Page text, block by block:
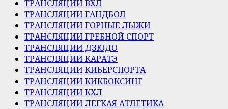
ТРАНСЛЯЦИИ ВХЛ
ТРАНСЛЯЦИИ ГАНДБОЛ
ТРАНСЛЯЦИИ ГОРНЫЕ ЛЫЖИ
ТРАНСЛЯЦИИ ГРЕБНОЙ СПОРТ
ТРАНСЛЯЦИИ ДЗЮДО
ТРАНСЛЯЦИИ КАРАТЭ
ТРАНСЛЯЦИИ КИБЕРСПОРТА
ТРАНСЛЯЦИИ КИКБОКСИНГ
ТРАНСЛЯЦИИ КХЛ
ТРАНСЛЯЦИИ ЛЕГКАЯ АТЛЕТИКА